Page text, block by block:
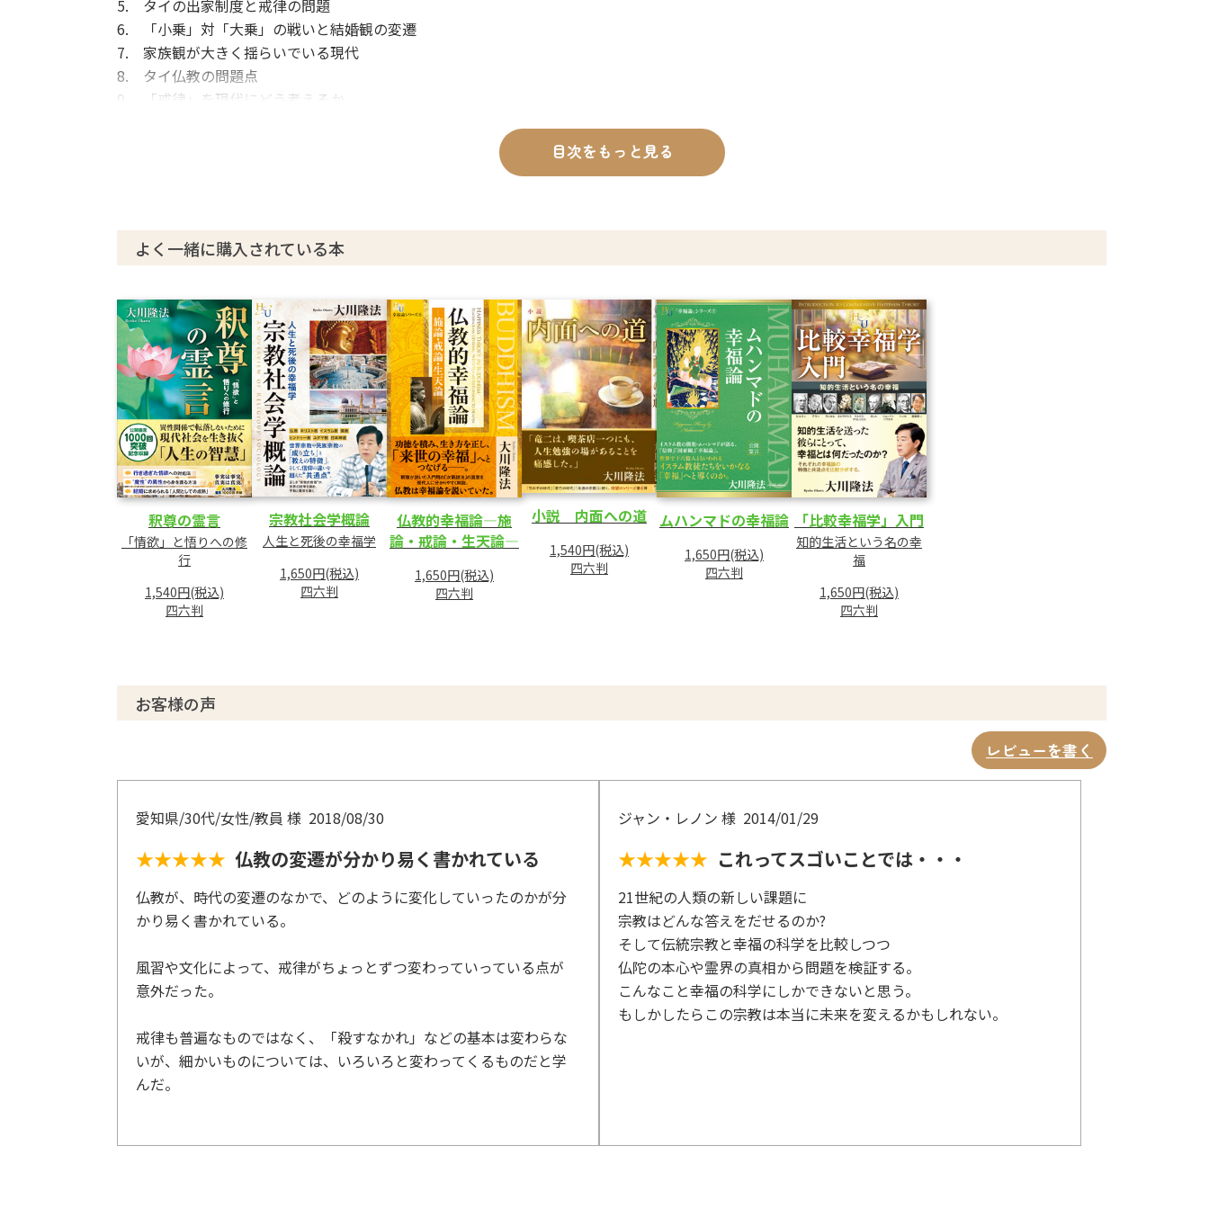
5. タイの出家制度と戒律の問題
6. 「小乗」対「大乗」の戦いと結婚観の変遷
7. 家族観が大きく揺らいでいる現代
8. タイ仏教の問題点
9. 「戒律」を現代にどう考えるか
目次をもっと見る
よく一緒に購入されている本
釈尊の霊言
「情欲」と悟りへの修
行
1,540円(税込)
四六判
宗教社会学概論
人生と死後の幸福学
1,650円(税込)
四六判
仏教的幸福論―施
論・戒論・生天論―
1,650円(税込)
四六判
小説 内面への道
1,540円(税込)
四六判
ムハンマドの幸福論
1,650円(税込)
四六判
「比較幸福学」入門
知的生活という名の幸
福
1,650円(税込)
四六判
お客様の声
レビューを書く
愛知県/30代/女性/教員 様 2018/08/30
★★★★★ 仏教の変遷が分かり易く書かれている
仏教が、時代の変遷のなかで、どのように変化していったのかが分
かり易く書かれている。
風習や文化によって、戒律がちょっとずつ変わっていっている点が
意外だった。
戒律も普遍なものではなく、「殺すなかれ」などの基本は変わらな
いが、細かいものについては、いろいろと変わってくるものだと学
んだ。
ジャン・レノン 様 2014/01/29
★★★★★ これってスゴいことでは・・・
21世紀の人類の新しい課題に
宗教はどんな答えをだせるのか?
そして伝統宗教と幸福の科学を比較しつつ
仏陀の本心や霊界の真相から問題を検証する。
こんなこと幸福の科学にしかできないと思う。
もしかしたらこの宗教は本当に未来を変えるかもしれない。